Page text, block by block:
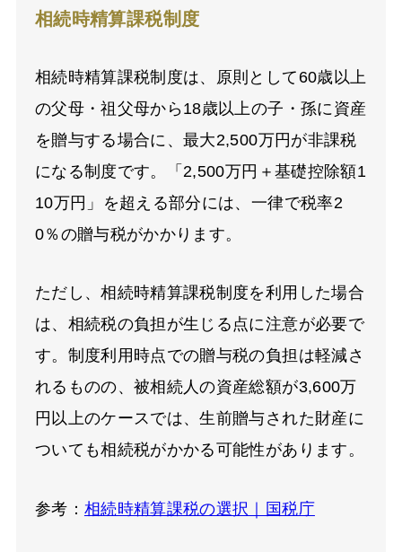
相続時精算課税制度
相続時精算課税制度は、原則として60歳以上
の父母・祖父母から18歳以上の子・孫に資産
を贈与する場合に、最大2,500万円が非課税
になる制度です。「2,500万円＋基礎控除額1
10万円」を超える部分には、一律で税率2
0％の贈与税がかかります。
ただし、相続時精算課税制度を利用した場合
は、相続税の負担が生じる点に注意が必要で
す。制度利用時点での贈与税の負担は軽減さ
れるものの、被相続人の資産総額が3,600万
円以上のケースでは、生前贈与された財産に
ついても相続税がかかる可能性があります。
参考： 相続時精算課税の選択｜国税庁